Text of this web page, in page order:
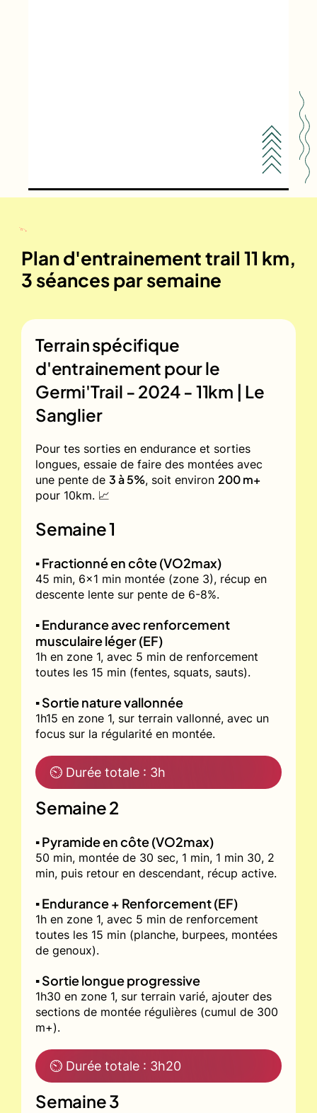
Plan d'entrainement trail 11 km,
3 séances par semaine
Terrain spécifique
d'entrainement pour le
Germi'Trail - 2024 - 11km | Le
Sanglier
Pour tes sorties en endurance et sorties
longues, essaie de faire des montées avec
une pente de 3 à 5%, soit environ 200 m+
pour 10km. 📈
Semaine 1
▪️ Fractionné en côte (VO2max)
45 min, 6x1 min montée (zone 3), récup en
descente lente sur pente de 6-8%.
▪️ Endurance avec renforcement
musculaire léger (EF)
1h en zone 1, avec 5 min de renforcement
toutes les 15 min (fentes, squats, sauts).
▪️ Sortie nature vallonnée
1h15 en zone 1, sur terrain vallonné, avec un
focus sur la régularité en montée.
⏲ Durée totale : 3h
Semaine 2
▪️ Pyramide en côte (VO2max)
50 min, montée de 30 sec, 1 min, 1 min 30, 2
min, puis retour en descendant, récup active.
▪️ Endurance + Renforcement (EF)
1h en zone 1, avec 5 min de renforcement
toutes les 15 min (planche, burpees, montées
de genoux).
▪️ Sortie longue progressive
1h30 en zone 1, sur terrain varié, ajouter des
sections de montée régulières (cumul de 300
m+).
⏲ Durée totale : 3h20
Semaine 3